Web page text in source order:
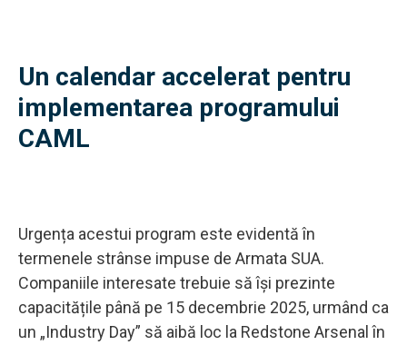
Un calendar accelerat pentru
implementarea programului
CAML
Urgența acestui program este evidentă în
termenele strânse impuse de Armata SUA.
Companiile interesate trebuie să își prezinte
capacitățile până pe 15 decembrie 2025, urmând ca
un „Industry Day” să aibă loc la Redstone Arsenal în